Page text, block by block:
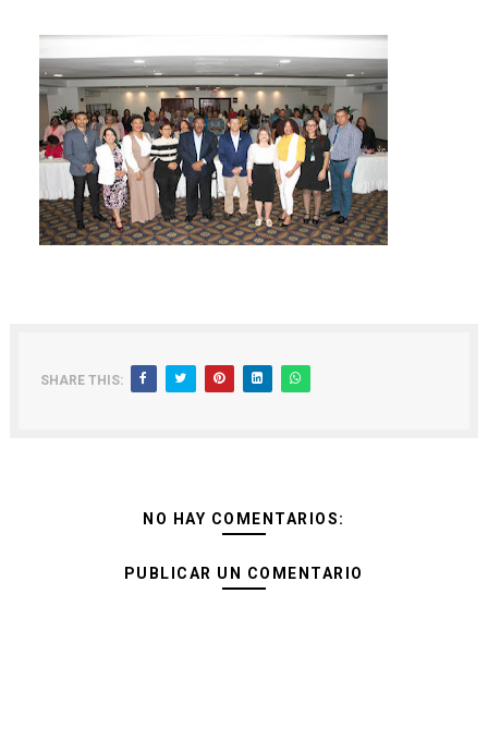
SHARE THIS:
NO HAY COMENTARIOS:
PUBLICAR UN COMENTARIO